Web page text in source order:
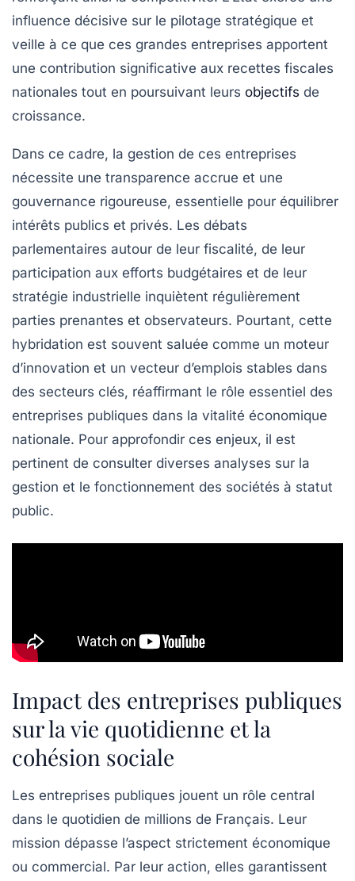
influence décisive sur le pilotage stratégique et
veille à ce que ces grandes entreprises apportent
une contribution significative aux recettes fiscales
nationales tout en poursuivant leurs objectifs de
croissance.
Dans ce cadre, la gestion de ces entreprises
nécessite une transparence accrue et une
gouvernance rigoureuse, essentielle pour équilibrer
intérêts publics et privés. Les débats
parlementaires autour de leur fiscalité, de leur
participation aux efforts budgétaires et de leur
stratégie industrielle inquiètent régulièrement
parties prenantes et observateurs. Pourtant, cette
hybridation est souvent saluée comme un moteur
d’innovation et un vecteur d’emplois stables dans
des secteurs clés, réaffirmant le rôle essentiel des
entreprises publiques dans la vitalité économique
nationale. Pour approfondir ces enjeux, il est
pertinent de consulter diverses analyses sur la
gestion et le fonctionnement des sociétés à statut
public.
Impact des entreprises publiques
sur la vie quotidienne et la
cohésion sociale
Les entreprises publiques jouent un rôle central
dans le quotidien de millions de Français. Leur
mission dépasse l’aspect strictement économique
ou commercial. Par leur action, elles garantissent